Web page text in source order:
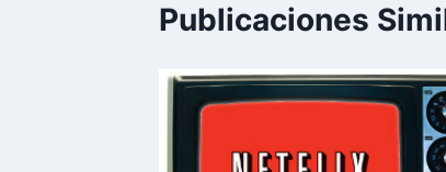
Publicaciones